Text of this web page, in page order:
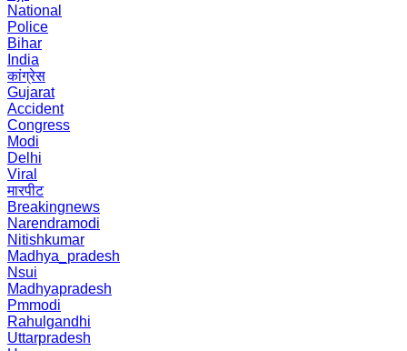
National
Police
Bihar
India
कांग्रेस
Gujarat
Accident
Congress
Modi
Delhi
Viral
मारपीट
Breakingnews
Narendramodi
Nitishkumar
Madhya_pradesh
Nsui
Madhyapradesh
Pmmodi
Rahulgandhi
Uttarpradesh